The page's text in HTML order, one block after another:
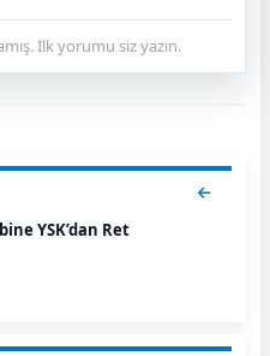
İlk yorumu siz yazın.
YSK’dan Ret